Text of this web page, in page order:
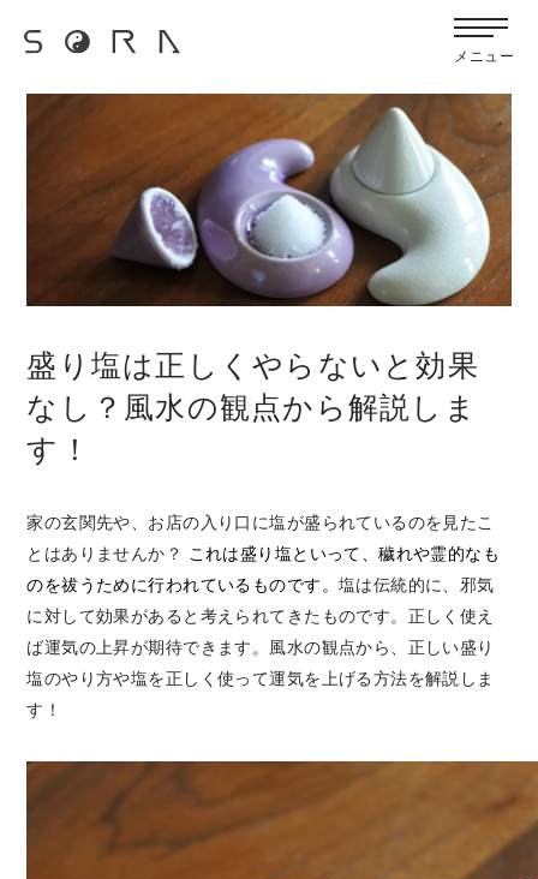
メニュー
宙SORAのブログ
盛り塩は正しくやらないと効果
なし？風水の観点から解説しま
す！
家の玄関先や、お店の入り口に塩が盛られているのを見たこ
とはありませんか？ これは盛り塩といって、穢れや霊的なも
のを祓うために行われているものです。 塩は伝統的に、邪気
に対して効果があると考えられてきたものです。 正しく使え
ば運気の上昇が期待できます。
風水の観点から、正しい盛り
塩のやり方や塩を正しく使って運気を上げる方法を解説しま
す！